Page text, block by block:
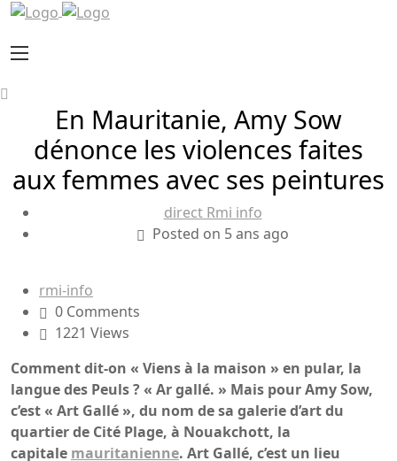
En Mauritanie, Amy Sow
dénonce les violences faites
aux femmes avec ses peintures
direct Rmi info
Posted on 5 ans ago
rmi-info
0 Comments
1221 Views
Comment dit-on ​« Viens à la maison » ​en pular, la
langue des Peuls ? « Ar gallé. » Mais pour Amy Sow,
c’est « Art Gallé »​, du nom de sa galerie d’art du
quartier de Cité Plage, à Nouakchott, la
capitale mauritanienne. Art Gallé, c’est un lieu